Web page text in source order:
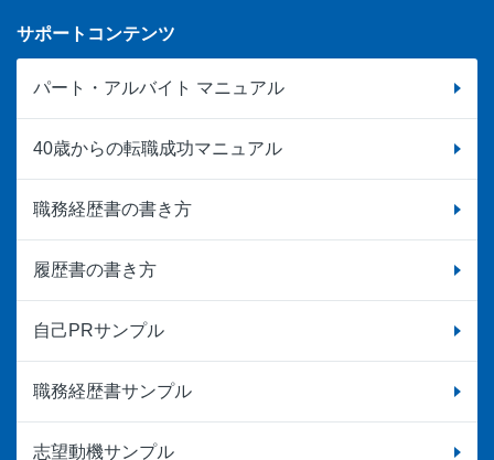
サポートコンテンツ
パート・アルバイト マニュアル
40歳からの転職成功マニュアル
職務経歴書の書き方
履歴書の書き方
自己PRサンプル
職務経歴書サンプル
志望動機サンプル